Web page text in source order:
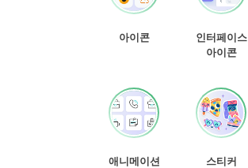
아이콘
인터페이스
아이콘
애니메이션
스티커